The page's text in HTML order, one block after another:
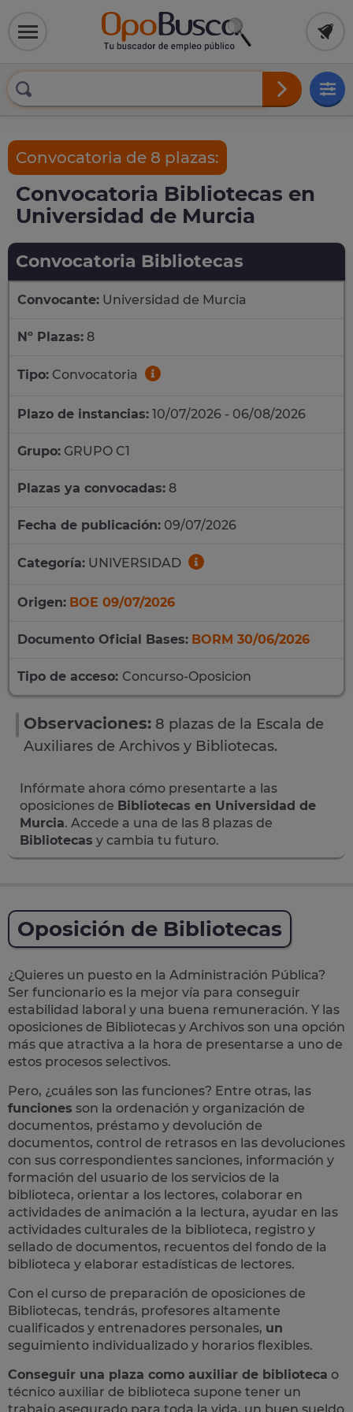
Convocatoria de 8 plazas:
Convocatoria Bibliotecas en
Universidad de Murcia
Convocatoria Bibliotecas
Convocante: Universidad de Murcia
Nº Plazas: 8
Tipo: Convocatoria
Plazo de instancias: 10/07/2026 - 06/08/2026
Grupo: GRUPO C1
Plazas ya convocadas: 8
Fecha de publicación: 09/07/2026
Categoría: UNIVERSIDAD
Origen: BOE 09/07/2026
Documento Oficial Bases: BORM 30/06/2026
Tipo de acceso: Concurso-Oposicion
Observaciones: 8 plazas de la Escala de
Auxiliares de Archivos y Bibliotecas.
Infórmate ahora cómo presentarte a las
oposiciones de Bibliotecas en Universidad de
Murcia. Accede a una de las 8 plazas de
Bibliotecas y cambia tu futuro.
Oposición de Bibliotecas
¿Quieres un puesto en la Administración Pública?
Ser funcionario es la mejor vía para conseguir
estabilidad laboral y una buena remuneración. Y las
oposiciones de Bibliotecas y Archivos son una opción
más que atractiva a la hora de presentarse a uno de
estos procesos selectivos.
Pero, ¿cuáles son las funciones? Entre otras, las
funciones son la ordenación y organización de
documentos, préstamo y devolución de
documentos, control de retrasos en las devoluciones
con sus correspondientes sanciones, información y
formación del usuario de los servicios de la
biblioteca, orientar a los lectores, colaborar en
actividades de animación a la lectura, ayudar en las
actividades culturales de la biblioteca, registro y
sellado de documentos, recuentos del fondo de la
biblioteca y elaborar estadísticas de lectores​.
Con el curso de preparación de oposiciones de
Bibliotecas, tendrás, profesores altamente
cualificados y entrenadores personales, un
seguimiento individualizado y horarios flexibles.
Conseguir una plaza como auxiliar de biblioteca o
técnico auxiliar de biblioteca supone tener un